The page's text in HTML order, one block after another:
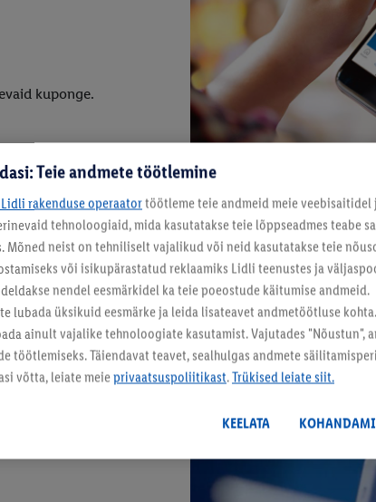
kuponge.
Teie andmete töötlemine
rakenduse operaatortöötleme teie andmeid meie veebisaitidel
tehnoloogiaid, mida kasutatakse teie lõppseadmes teabe
Mõned neist on tehniliselt vajalikud või neid kasutatakse teie
või isikupärastatud reklaamiks Lidli teenustes ja
nendel eesmärkidel ka teie poeostude käitumise andmeid.
lubada üksikuid eesmärke ja leida lisateavet andmetöötluse kohta.
ainult vajalike tehnoloogiate kasutamist. Vajutades "Nõustun",
töötlemiseks. Täiendavat teavet, sealhulgas andmete
võtta, leiate meieprivaatsuspoliitikast.Trükised leiate siit.
KEELATA